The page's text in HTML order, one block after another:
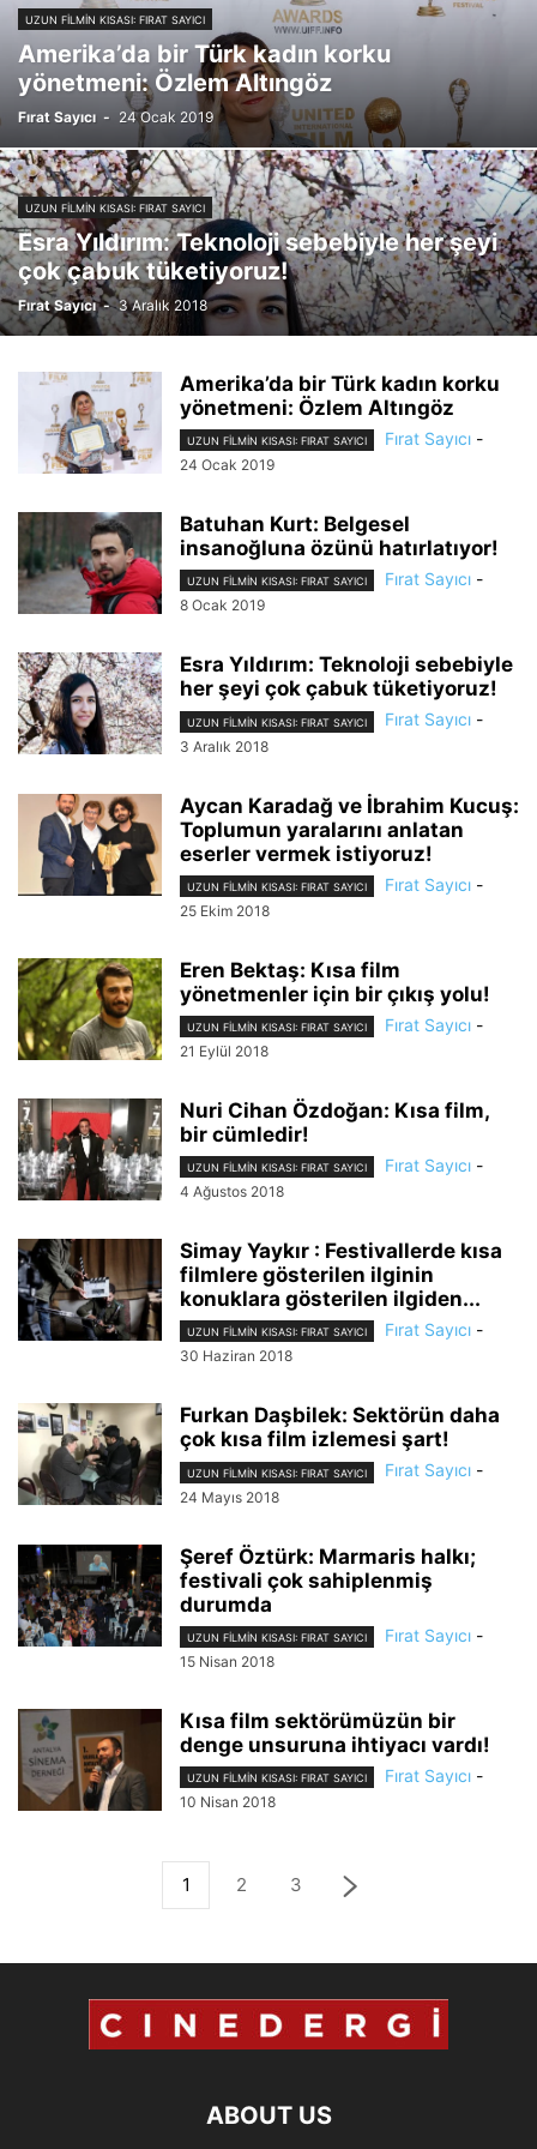
ZAMANIN RUHU: SERDAR AKBIYIK
UZUN FILMIN KISASI: FIRAT SAYICI
Amerika’da bir Türk kadın korku
yönetmeni: Özlem Altıngöz
Fırat Sayıcı - 24 Ocak 2019
UZUN FILMIN KISASI: FIRAT SAYICI
Esra Yıldırım: Teknoloji sebebiyle her şeyi
çok çabuk tüketiyoruz!
Fırat Sayıcı - 3 Aralık 2018
Amerika’da bir Türk kadın korku
yönetmeni: Özlem Altıngöz
UZUN FILMIN KISASI: FIRAT SAYICI Fırat Sayıcı -
24 Ocak 2019
Batuhan Kurt: Belgesel
insanoğluna özünü hatırlatıyor!
UZUN FILMIN KISASI: FIRAT SAYICI Fırat Sayıcı -
8 Ocak 2019
Esra Yıldırım: Teknoloji sebebiyle
her şeyi çok çabuk tüketiyoruz!
UZUN FILMIN KISASI: FIRAT SAYICI Fırat Sayıcı -
3 Aralık 2018
Aycan Karadağ ve İbrahim Kucuş:
Toplumun yaralarını anlatan
eserler vermek istiyoruz!
UZUN FILMIN KISASI: FIRAT SAYICI Fırat Sayıcı -
25 Ekim 2018
Eren Bektaş: Kısa film
yönetmenler için bir çıkış yolu!
UZUN FILMIN KISASI: FIRAT SAYICI Fırat Sayıcı -
21 Eylül 2018
Nuri Cihan Özdoğan: Kısa film,
bir cümledir!
UZUN FILMIN KISASI: FIRAT SAYICI Fırat Sayıcı -
4 Ağustos 2018
Simay Yaykır : Festivallerde kısa
filmlere gösterilen ilginin
konuklara gösterilen ilgiden...
UZUN FILMIN KISASI: FIRAT SAYICI Fırat Sayıcı -
30 Haziran 2018
Furkan Daşbilek: Sektörün daha
çok kısa film izlemesi şart!
UZUN FILMIN KISASI: FIRAT SAYICI Fırat Sayıcı -
24 Mayıs 2018
Şeref Öztürk: Marmaris halkı;
festivali çok sahiplenmiş
durumda
UZUN FILMIN KISASI: FIRAT SAYICI Fırat Sayıcı -
15 Nisan 2018
Kısa film sektörümüzün bir
denge unsuruna ihtiyacı vardı!
UZUN FILMIN KISASI: FIRAT SAYICI Fırat Sayıcı -
10 Nisan 2018
1 2 3
ABOUT US